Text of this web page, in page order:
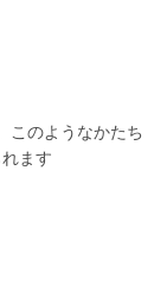
このようなかたち
ます